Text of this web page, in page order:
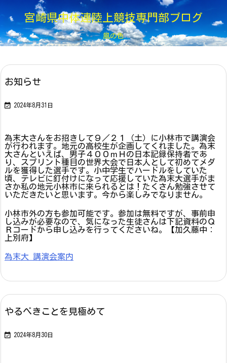
宮崎県中体連陸上競技専門部ブログ
風の色
お知らせ
 2024年8月31日
為末大さんをお招きして９／２１（土）に小林市で講演会
が行われます。地元の高校生が企画してくれました。為末
大さんといえば、男子４００ｍＨの日本記録保持者であ
り、スプリント種目の世界大会で日本人として初めてメダ
ルを獲得した選手です。小中学生でハードルをしていた
頃、テレビに釘付けになって応援していた為末大選手がま
さか私の地元小林市に来られるとは！たくさん勉強させて
いただきたいと思います。今から楽しみでなりません。
小林市外の方も参加可能です。参加は無料ですが、事前申
し込みが必要なので、気になった生徒さんは下記資料のＱ
Ｒコードから申し込みを行ってくださいね。【加久藤中：
上別府】
為末大 講演会案内
やるべきことを見極めて
 2024年8月30日